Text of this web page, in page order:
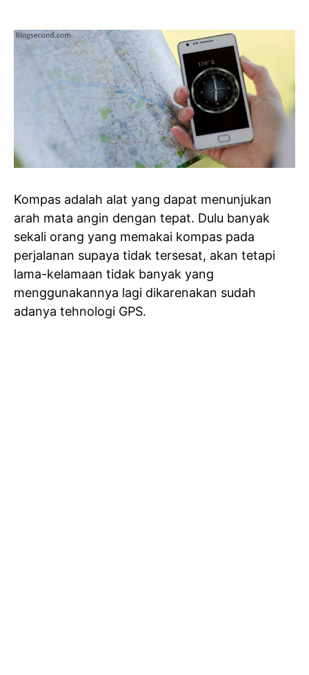
Kompas adalah alat yang dapat menunjukan
arah mata angin dengan tepat. Dulu banyak
sekali orang yang memakai kompas pada
perjalanan supaya tidak tersesat, akan tetapi
lama-kelamaan tidak banyak yang
menggunakannya lagi dikarenakan sudah
adanya tehnologi GPS.